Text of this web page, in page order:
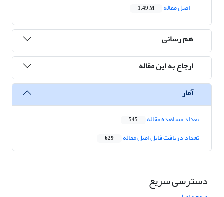
اصل مقاله
1.49 M
هم رسانی
ارجاع به این مقاله
آمار
تعداد مشاهده مقاله 545
تعداد دریافت فایل اصل مقاله 629
دسترسی سریع